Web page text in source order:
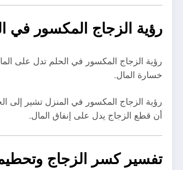
رؤية الزجاج المكسور في
رؤية الزجاج المكسور في الحلم تدل على
خسارة المال.
رؤية الزجاج المكسور في المنزل تشير
أن قطع الزجاج يدل على إنفاق المال.
تفسير كسر الزجاج